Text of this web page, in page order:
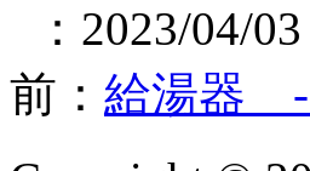
：2023/04/
前： 給湯器 -